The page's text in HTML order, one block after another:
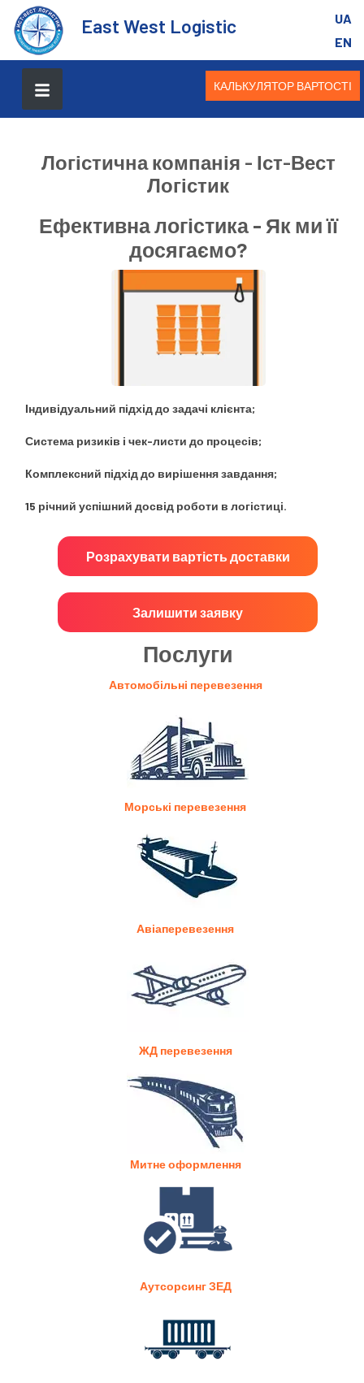
UA
EN
East West Logistic
КАЛЬКУЛЯТОР ВАРТОСТІ
Логістична компанія - Іст-Вест
Логістик
Ефективна логістика - Як ми її
досягаємо?
Індивідуальний підхід до задачі клієнта;
Система ризиків і чек-листи до процесів;
Комплексний підхід до вирішення завдання;
15 річний успішний досвід роботи в логістиці.
Розрахувати вартість доставки
Залишити заявку
Послуги
Автомобільні перевезення
Морські перевезення
Авіаперевезення
ЖД перевезення
Митне оформлення
Аутсорсинг ЗЕД